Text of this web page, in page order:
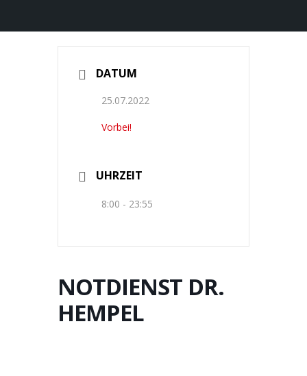
DATUM
25.07.2022
Vorbei!
UHRZEIT
8:00 - 23:55
NOTDIENST DR.
HEMPEL